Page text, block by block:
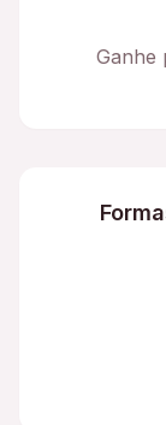
Ganhe